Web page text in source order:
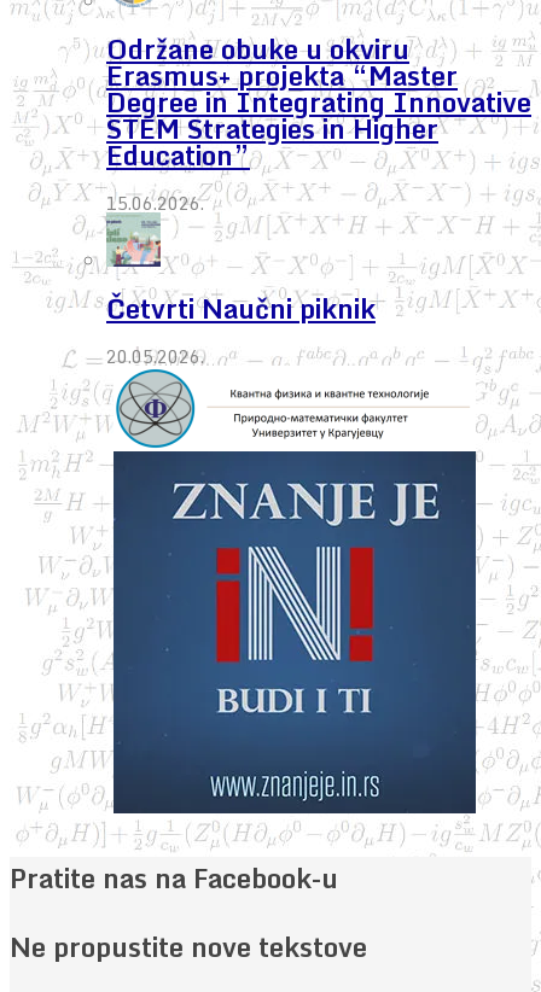
Održane obuke u okviru
Erasmus+ projekta “Master
Degree in Integrating Innovative
STEM Strategies in Higher
Education”
15.06.2026.
Četvrti Naučni piknik
20.05.2026.
Pratite nas na Facebook-u
Ne propustite nove tekstove